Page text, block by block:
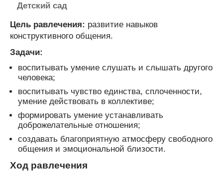
Детский сад
Цель равлечения: развитие навыков
конструктивного общения.
Задачи:
воспитывать умение слушать и слышать другого
человека;
воспитывать чувство единства, сплоченности,
умение действовать в коллективе;
формировать умение устанавливать
доброжелательные отношения;
создавать благоприятную атмосферу свободного
общения и эмоциональной близости.
Ход равлечения